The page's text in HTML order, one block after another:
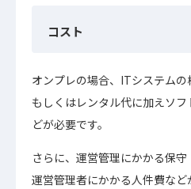
コスト
オンプレの場合、ITシステム
もしくはレンタル代に加えソ
どが必要です。
さらに、運営管理にかかる保守
運営管理者にかかる人件費な